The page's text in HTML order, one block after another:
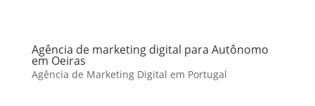
Agência de marketing digital para Autônomo
em Oeiras
Agência de Marketing Digital em Portugal